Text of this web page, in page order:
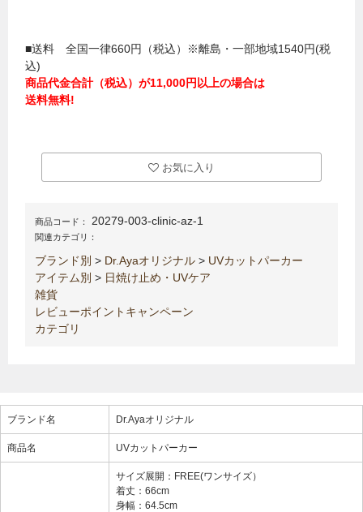
■送料 全国一律660円（税込）※離島・一部地域1540円(税
込)
商品代金合計（税込）が11,000円以上の場合は
送料無料!
お気に入り
商品コード： 20279-003-clinic-az-1
関連カテゴリ：
ブランド別 > Dr.Ayaオリジナル> UVカットパーカー
アイテム別 > 日焼け止め・UVケア
雑貨
レビューポイントキャンペーン
カテゴリ
ブランド名 Dr.Ayaオリジナル
商品名 UVカットパーカー
サイズ展開：FREE(ワンサイズ）
着丈：66cm
身幅：64.5cm